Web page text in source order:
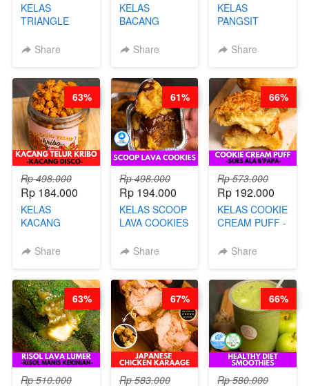
KELAS
TRIANGLE
CAKE BOLU
Share
KELAS
BACANG
PREMIUM
Share
KELAS
PANGSIT
LENGKAP
PANGSIT -BY
CHEF DITA
Share
Rp 498.000
Rp 184.000
KELAS
KACANG
KACANG
Share
63%
Rp 498.000
Rp 194.000
KELAS SCOOP
LAVA COOKIES
Share
61%
Rp 573.000
Rp 192.000
KELAS COOKIE
CREAM PUFF -
B’PAPA-BY
Share
66%
Rp 510.000
63%
Rp 583.000
67%
Rp 580.000
66%